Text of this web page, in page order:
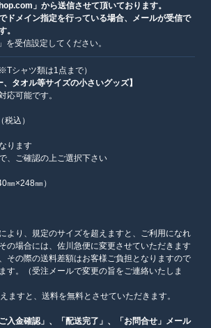
」から送信させて頂いております。
ドメイン指定を行っている場合、メールが受信で
。
を受信設定してください。
シャツ類は1点まで）
、タオル等サイズの小さいグッズ】
応可能です。
込）
ります
、ご確認の上ご選択下さい
㎜×248㎜）
より、規定のサイズを超えますと、ご利用になれ
の場合には、佐川急便に変更させていただきます
その際の送料差額はお客様ご負担となりますので
す。（受注メールで変更の旨をご連絡いたしま
ますと、送料を無料とさせていただきます。
入金確認」、「配送完了」、「お問合せ」メール